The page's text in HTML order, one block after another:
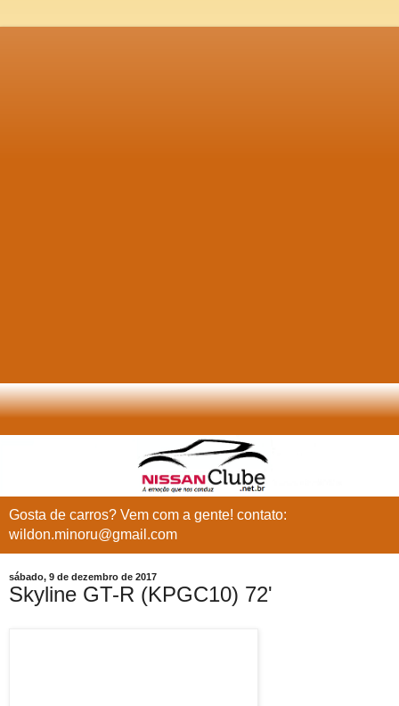
Gosta de carros? Vem com a gente! contato:
wildon.minoru@gmail.com
sábado, 9 de dezembro de 2017
Skyline GT-R (KPGC10) 72'